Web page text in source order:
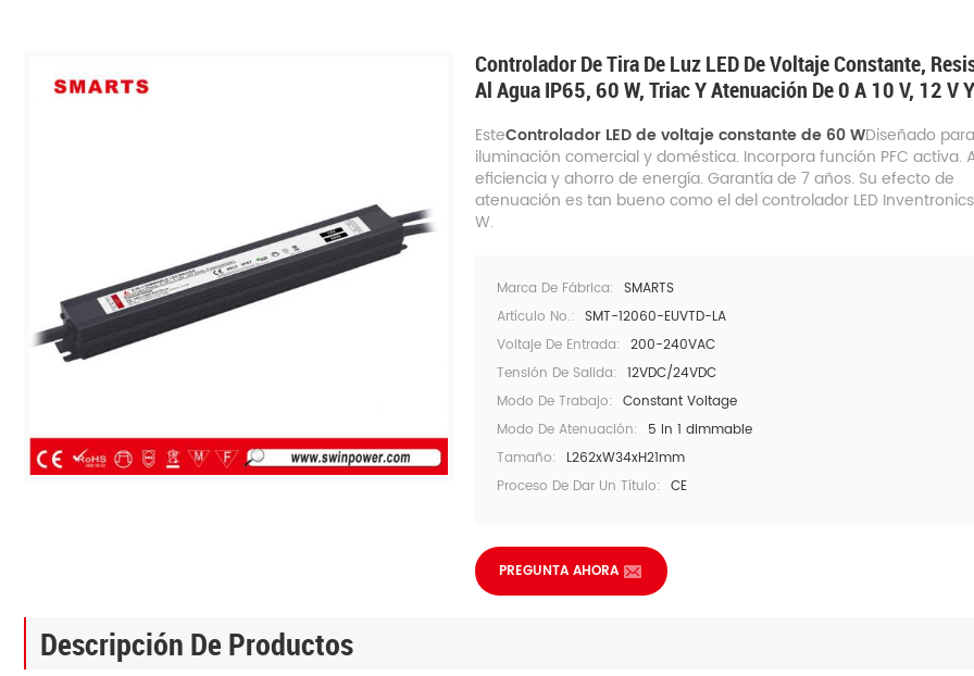
Controlador De Tira De Luz LED De Voltaje Constante,
Al Agua IP65, 60 W, Triac Y Atenuación De 0 A 10 V, 12 V
EsteControlador LED de voltaje constante de 60 WDiseñado para
iluminación comercial y doméstica. Incorpora función PFC activa.
eficiencia y ahorro de energía. Garantía de 7 años. Su efecto de
atenuación es tan bueno como el del controlador LED
W.
Marca De Fábrica: SMARTS
Artículo No.: SMT-12060-EUVTD-LA
Voltaje De Entrada: 200-240VAC
Tensión De Salida: 12VDC/24VDC
Modo De Trabajo: Constant Voltage
Modo De Atenuación:
5 in 1 dimmable
Tamaño:
L262xW34xH21mm
Proceso De Dar Un Título: CE
PREGUNTA AHORA
Descripción De Productos